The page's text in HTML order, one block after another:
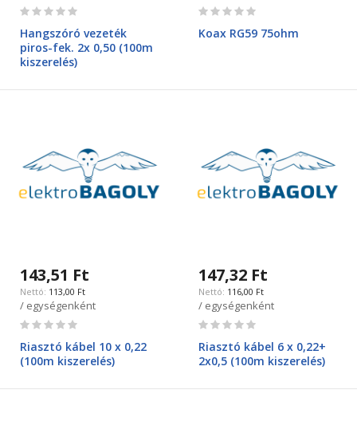
Rating:
Hangszóró vezeték
piros-fek. 2x 0,50 (100m
kiszerelés)
Rating:
Koax RG59 75ohm
143,51 Ft
113,00 Ft
/ egységenként
Rating:
Riasztó kábel 10 x 0,22
(100m kiszerelés)
147,32 Ft
116,00 Ft
/ egységenként
Rating:
Riasztó kábel 6 x 0,22+
2x0,5 (100m kiszerelés)